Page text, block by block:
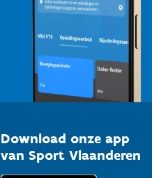
Download onze app
van Sport Vlaanderen